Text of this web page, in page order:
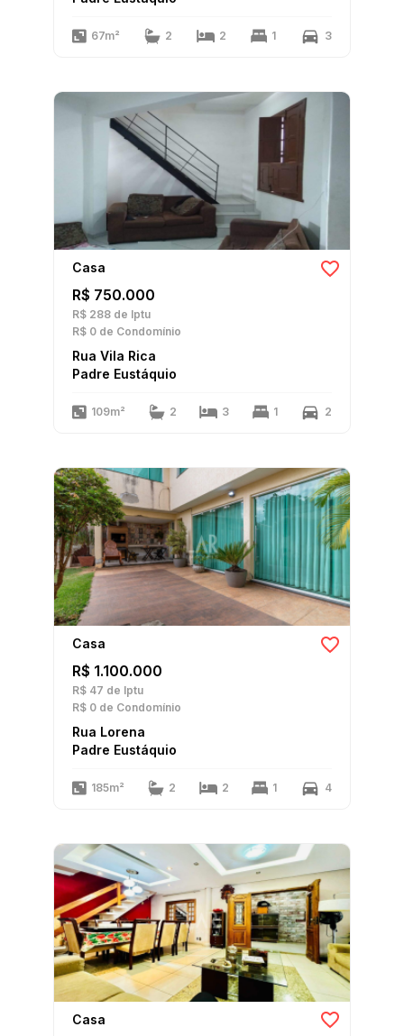
67m² 2 2 1 3
Casa
R$ 750.000
R$ 288 de Iptu
R$ 0 de Condomínio
Rua Vila Rica
Padre Eustáquio
109m² 2 3 1 2
Casa
R$ 1.100.000
R$ 47 de Iptu
R$ 0 de Condomínio
Rua Lorena
Padre Eustáquio
185m² 2 2 1 4
Casa